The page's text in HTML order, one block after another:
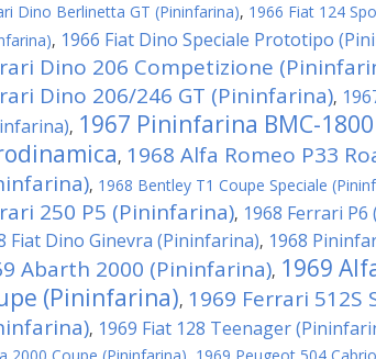
Dino Berlinetta GT (Pininfarina), 1966 Fiat 124
, 1966 Fiat Dino Speciale Prototipo
Dino 206 Competizione
Dino 206/246 GT (Pininfarina),
, 1967 Pininfarina BMC-
, 1968 Alfa Romeo P33
, 1968 Bentley T1 Coupe Speciale
250 P5 (Pininfarina), 1968 Ferrari
Fiat Dino Ginevra (Pininfarina), 1968
Abarth 2000 (Pininfarina), 1969
(Pininfarina), 1969 Ferrari 512S
, 1969 Fiat 128 Teenager